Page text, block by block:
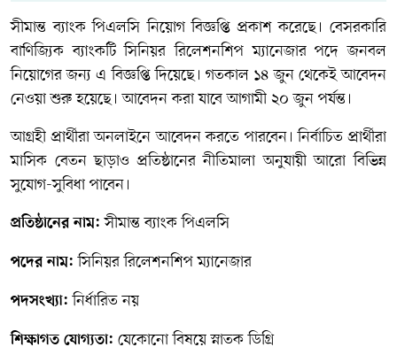
সীমান্ত ব্যাংক পিএলসি নিয়োগ বিজ্ঞপ্তি প্রকাশ করেছে। বেসরকারি
বাণিজ্যিক ব্যাংকটি সিনিয়র রিলেশনশিপ ম্যানেজার পদে জনবল
নিয়োগের জন্য এ বিজ্ঞপ্তি দিয়েছে। গতকাল ১৪ জুন থেকেই আবেদন
নেওয়া শুরু হয়েছে। আবেদন করা যাবে আগামী ২০ জুন পর্যন্ত।
আগ্রহী প্রার্থীরা অনলাইনে আবেদন করতে পারবেন। নির্বাচিত প্রার্থীরা
মাসিক বেতন ছাড়াও প্রতিষ্ঠানের নীতিমালা অনুযায়ী আরো বিভিন্ন
সুযোগ-সুবিধা পাবেন।
প্রতিষ্ঠানের নাম: সীমান্ত ব্যাংক পিএলসি
পদের নাম:সিনিয়র রিলেশনশিপ ম্যানেজার
পদসংখ্যা: নির্ধারিত নয়
শিক্ষাগত যোগ্যতা: যেকোনো বিষয়ে স্নাতক ডিগ্রি